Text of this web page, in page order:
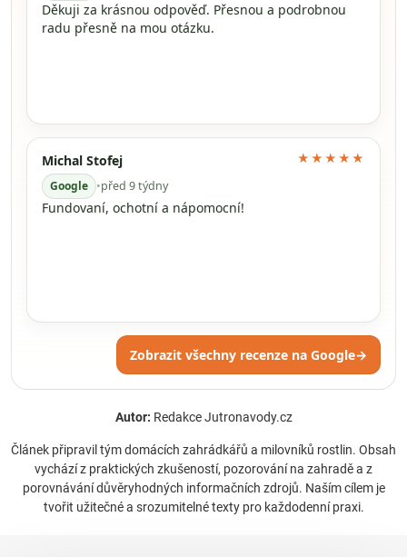
Děkuji za krásnou odpověď. Přesnou a podrobnou
radu přesně na mou otázku.
Michal Stofej
Google •před 9 týdny
★★★★★
Fundovaní, ochotní a nápomocní!
Zobrazit všechny recenze na Google→
Autor: Redakce Jutronavody.cz
Článek připravil tým domácích zahrádkářů a milovníků rostlin. Obsah
vychází z praktických zkušeností, pozorování na zahradě a z
porovnávání důvěryhodných informačních zdrojů. Naším cílem je
tvořit užitečné a srozumitelné texty pro každodenní praxi.